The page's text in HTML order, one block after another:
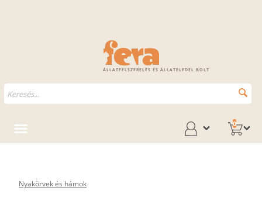
ÁLLATFELSZERELÉS ÉS ÁLLATELEDEL BOLT
0
Nyakörvek és hámok